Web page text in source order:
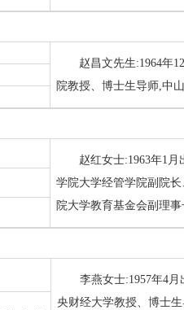
赵昌文先生:1964年
院教授、博士生导师,中
赵红女士:1963年1
学院大学经管学院副院
院大学教育基金会副理事
李燕女士:1957年4
央财经大学教授、博士